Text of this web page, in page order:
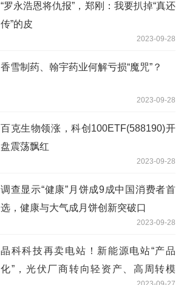
“罗永浩恩将仇报”，郑刚：我要扒掉“真还
传”的皮
2023-09-28
香雪制药、翰宇药业何解亏损“魔咒”？
2023-09-28
百克生物领涨，科创100ETF(588190)开
盘震荡飘红
2023-09-28
调查显示“健康”月饼成9成中国消费者首
选，健康与大气成月饼创新突破口
2023-09-28
晶科科技再卖电站！新能源电站“产品
化”，光伏厂商转向轻资产、高周转模